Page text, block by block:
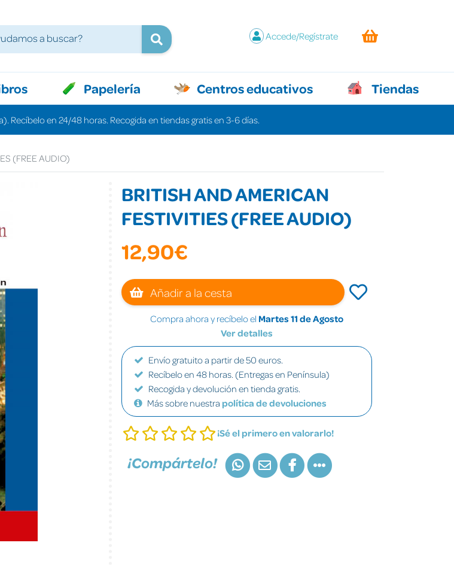
Accede/Regístrate
Papelería Centros educativos Tiendas
Recíbelo en 24/48 horas. Recogida en tiendas gratis en 3-6 días.
(FREE AUDIO)
BRITISH AND AMERICAN
FESTIVITIES (FREE AUDIO)
12,90€
Añadir a la cesta
Compra ahora y recíbelo el Martes 11 de Agosto
Ver detalles
Envío gratuito a partir de 50 euros.
Recíbelo en 48 horas. (Entregas en Península)
Recogida y devolución en tienda gratis.
Más sobre nuestra política de devoluciones
¡Sé el primero en valorarlo!
¡Compártelo!